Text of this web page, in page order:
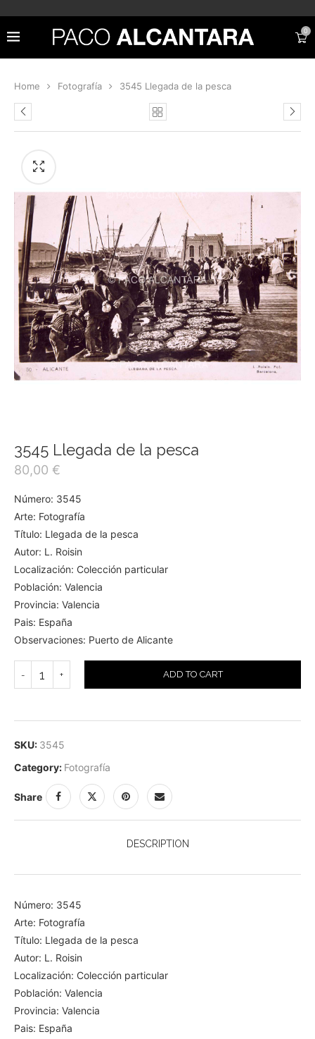
0
Home Fotografía 3545 Llegada de la pesca
3545 Llegada de la pesca
80,00 €
Número: 3545
Arte: Fotografía
Título: Llegada de la pesca
Autor: L. Roisin
Localización: Colección particular
Población: Valencia
Provincia: Valencia
Pais: España
Observaciones: Puerto de Alicante
ADD TO CART
SKU: 3545
Category: Fotografía
Share
DESCRIPTION
Número: 3545
Arte: Fotografía
Título: Llegada de la pesca
Autor: L. Roisin
Localización: Colección particular
Población: Valencia
Provincia: Valencia
Pais: España